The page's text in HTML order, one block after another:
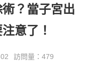
？當子宮出
意了！
訪問量：479